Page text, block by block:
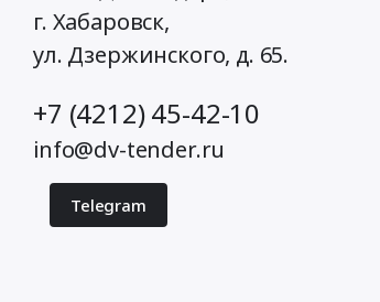
Запорно-
пломбировочные
изделия
тендера:
Замок.
Цена:
г. Хабаровск,
ул. Дзержинского, д. 65.
+7 (4212) 45-42-10
info@dv-tender.ru
Telegram